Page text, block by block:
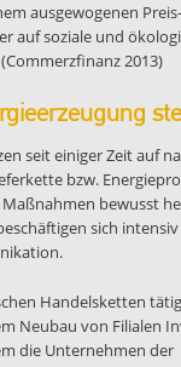
ausgewogenen
auf soziale und
2013)
seit einiger Zeit auf
bzw.
bewusst
sich
Handelsketten
Neubau von Filialen
die Unternehmen der